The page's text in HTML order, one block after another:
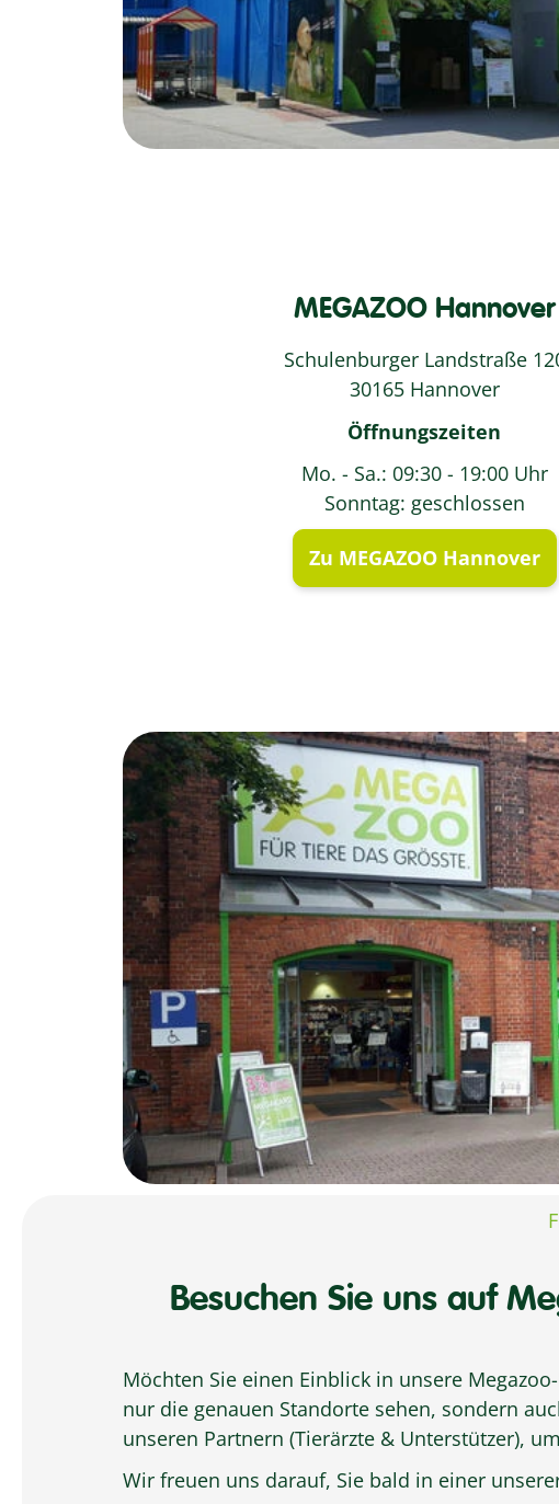
MEGAZOO Hannover
Schulenburger Landstraße
30165 Hannover
Öffnungszeiten
Mo. - Sa.: 09:30 - 19:00 Uhr
Sonntag: geschlossen
Zu MEGAZOO Hannover
Besuchen Sie uns auf
Möchten Sie einen Einblick in unsere
nur die genauen Standorte sehen, sondern
unseren Partnern (Tierärzte & Unterstützer),
Wir freuen uns darauf, Sie bald in einer